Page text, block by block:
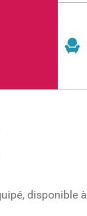
disponible à